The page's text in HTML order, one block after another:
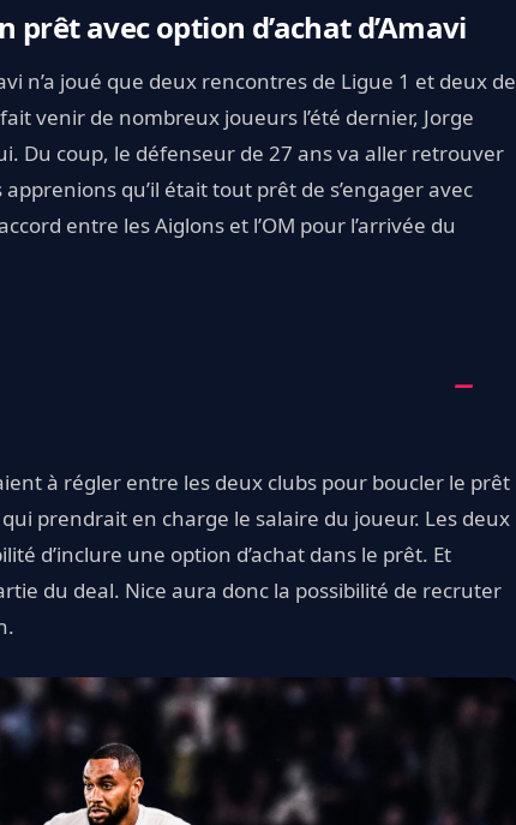
prêt avec option d’achat d’Amavi
n’a joué que deux rencontres de Ligue 1 et deux de
venir de nombreux joueurs l’été dernier, Jorge
Du coup, le défenseur de 27 ans va aller retrouver
apprenions qu’il était tout prêt de s’engager avec
entre les Aiglons et l’OM pour l’arrivée du
à régler entre les deux clubs pour boucler le prêt
prendrait en charge le salaire du joueur. Les deux
d’inclure une option d’achat dans le prêt. Et
du deal. Nice aura donc la possibilité de recruter